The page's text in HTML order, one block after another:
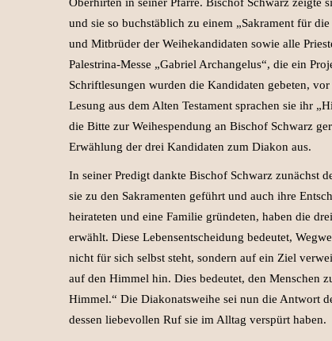
und sie so buchstäblich zu einem „Sakrament für
und Mitbrüder der Weihekandidaten sowie alle
Palestrina-Messe „Gabriel Archangelus“, die ein
Schriftlesungen wurden die Kandidaten gebeten,
Lesung aus dem Alten Testament sprachen sie ihr
die Bitte zur Weihespendung an Bischof Schwarz
Erwählung der drei Kandidaten zum Diakon aus.
In seiner Predigt dankte Bischof Schwarz zunächst
sie zu den Sakramenten geführt und auch ihre
heirateten und eine Familie gründeten, haben die
erwählt. Diese Lebensentscheidung bedeutet,
nicht für sich selbst steht, sondern auf ein Ziel
auf den Himmel hin. Dies bedeutet, den Menschen
Himmel.“ Die Diakonatsweihe sei nun die Antwort
dessen liebevollen Ruf sie im Alltag verspürt haben.